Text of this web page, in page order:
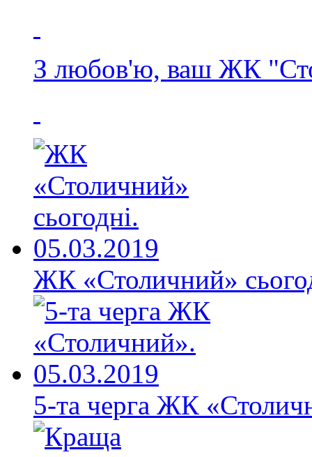
З любов'ю, ваш ЖК
ЖК «Столичний»
5-та черга ЖК